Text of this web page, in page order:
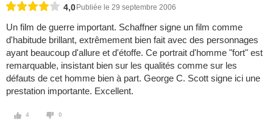
4,0 Publiée le 29 septembre 2006
Un film de guerre important. Schaffner signe un film comme
d'habitude brillant, extrêmement bien fait avec des personnages
ayant beaucoup d'allure et d'étoffe. Ce portrait d'homme "fort" est
remarquable, insistant bien sur les qualités comme sur les
défauts de cet homme bien à part. George C. Scott signe ici une
prestation importante. Excellent.
4 0